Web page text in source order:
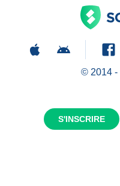
S'INSCRIRE
© 2014 -